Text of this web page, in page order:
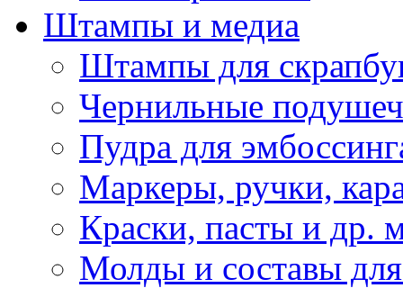
Штампы и медиа
Штампы для
Чернильные
Пудра для
Маркеры, ручки,
Краски, пасты и др.
Молды и составы